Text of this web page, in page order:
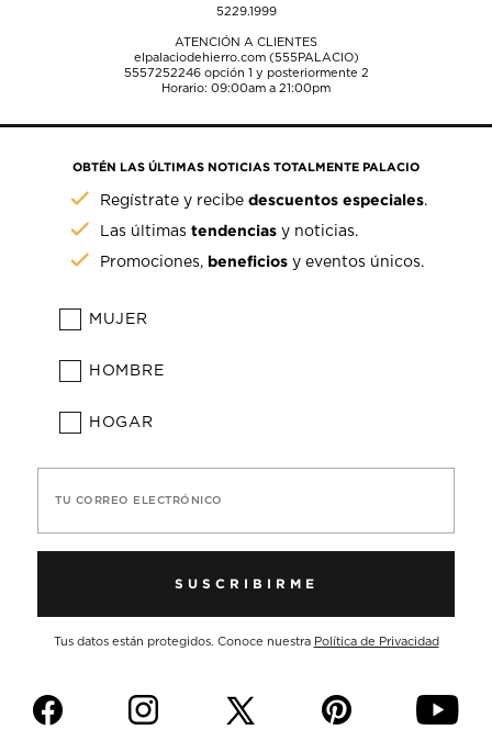
5229.1999
ATENCIÓN A CLIENTES
elpalaciodehierro.com (555PALACIO)
5557252246opción 1 y posteriormente 2
Horario: 09:00am a 21:00pm
OBTÉN LAS ÚLTIMAS NOTICIAS TOTALMENTE PALACIO
Regístrate y recibedescuentos especiales.
Las últimastendencias y noticias.
Promociones, beneficios y eventos únicos.
MUJER
HOMBRE
HOGAR
TU CORREO ELECTRÓNICO
SUSCRIBIRME
Tus datos están protegidos. Conoce nuestra Política de Privacidad
f i p y